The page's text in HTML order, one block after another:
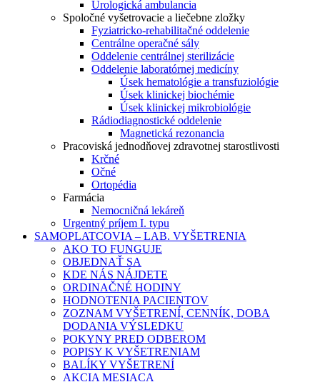
Urologická ambulancia
Spoločné vyšetrovacie a liečebne zložky
Fyziatricko-rehabilitačné oddelenie
Centrálne operačné sály
Oddelenie centrálnej sterilizácie
Oddelenie laboratórnej medicíny
Úsek hematológie a transfuziológie
Úsek klinickej biochémie
Úsek klinickej mikrobiológie
Rádiodiagnostické oddelenie
Magnetická rezonancia
Pracoviská jednodňovej zdravotnej starostlivosti
Krčné
Očné
Ortopédia
Farmácia
Nemocničná lekáreň
Urgentný príjem I. typu
SAMOPLATCOVIA – LAB. VYŠETRENIA
AKO TO FUNGUJE
OBJEDNAŤ SA
KDE NÁS NÁJDETE
ORDINAČNÉ HODINY
HODNOTENIA PACIENTOV
ZOZNAM VYŠETRENÍ, CENNÍK, DOBA
DODANIA VÝSLEDKU
POKYNY PRED ODBEROM
POPISY K VYŠETRENIAM
BALÍKY VYŠETRENÍ
AKCIA MESIACA